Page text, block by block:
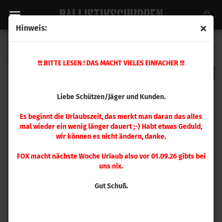
Hinweis:
!!! BITTE LESEN ! DAS MACHT VIELES EINFACHER !!!
Liebe Schützen/Jäger und Kunden.
Es beginnt die Urlaubszeit, das merkt man daran das alles
mal wieder ein wenig länger dauert ;-) Habt etwas Geduld,
wir können es nicht ändern, danke.
FOX macht nächste Woche Urlaub also vor 01.09.26 gibts bei
uns nix.
Gut Schuß.
9226)